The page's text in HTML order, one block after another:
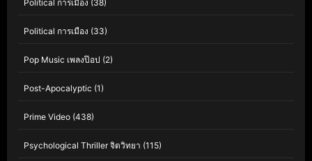
Political การเมือง (38)
Political การเมือง (33)
Pop Music เพลงป๊อป (2)
Post-Apocalyptic (1)
Prime Video (438)
Psychological Thriller จิตวิทยา (115)